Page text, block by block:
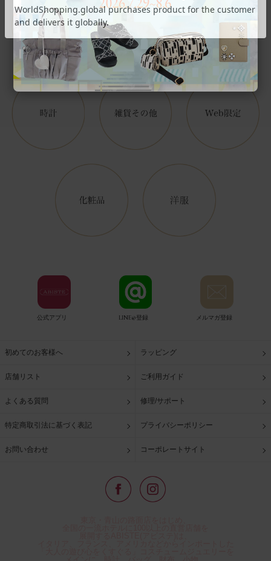
公式アプリ LINE@登録 メルマガ登録
初めてのお客様へ ラッピング
店舗リスト ご利用ガイド
よくある質問 修理/サポート
特定商取引法に基づく表記 プライバシーポリシー
お問い合わせ コーポレートサイト